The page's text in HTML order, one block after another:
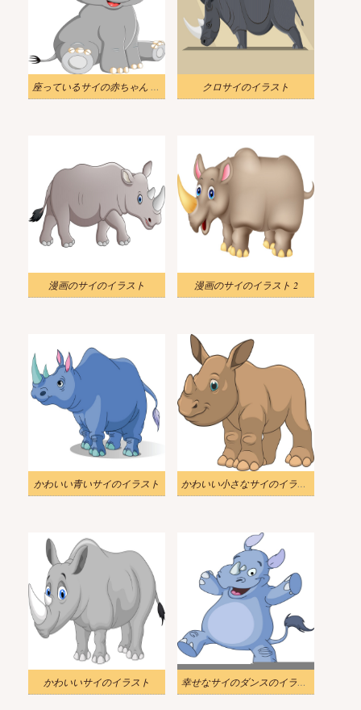
座っているサイの赤ちゃん イラスト クロサイのイラスト
漫画のサイのイラスト 漫画のサイのイラスト 2
かわいい青いサイのイラスト かわいい小さなサイのイラスト
かわいいサイのイラスト 幸せなサイのダンスのイラスト